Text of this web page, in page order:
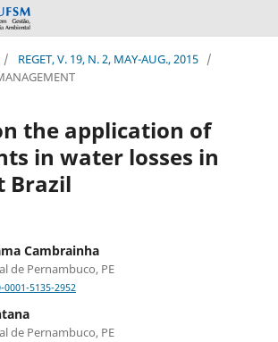
/ REGET, V. 19, N. 2, MAY-AUG., 2015 /
the application of
in water losses in
Brazil
Cambrainha
de Pernambuco, PE
5135-2952
de Pernambuco, PE